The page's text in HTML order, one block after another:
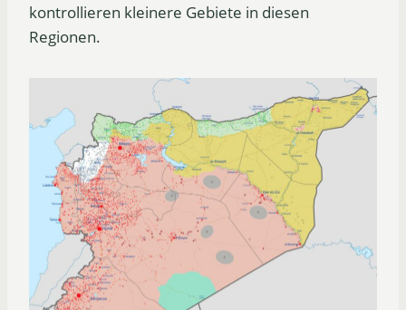
kontrollieren kleinere Gebiete in diesen
Regionen.